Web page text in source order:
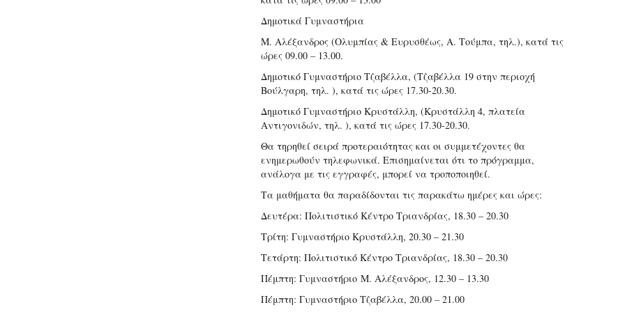
Δημοτικά Γυμναστήρια
M. Αλέξανδρος (Ολυμπίας & Ευρυσθέως, Α. Τούμπα, τηλ.), κατά τις
ώρες 09.00 – 13.00.
Δημοτικό Γυμναστήριο Τζαβέλλα, (Τζαβέλλα 19 στην περιοχή
Βούλγαρη, τηλ. ), κατά τις ώρες 17.30-20.30.
Δημοτικό Γυμναστήριο Κρυστάλλη, (Κρυστάλλη 4, πλατεία
Αντιγονιδών, τηλ. ), κατά τις ώρες 17.30-20.30.
Θα τηρηθεί σειρά προτεραιότητας και οι συμμετέχοντες θα
ενημερωθούν τηλεφωνικά. Επισημαίνεται ότι το πρόγραμμα,
ανάλογα με τις εγγραφές, μπορεί να τροποποιηθεί.
Τα μαθήματα θα παραδίδονται τις παρακάτω ημέρες και ώρες:
Δευτέρα: Πολιτιστικό Κέντρο Τριανδρίας, 18.30 – 20.30
Τρίτη: Γυμναστήριο Κρυστάλλη, 20.30 – 21.30
Τετάρτη: Πολιτιστικό Κέντρο Τριανδρίας, 18.30 – 20.30
Πέμπτη: Γυμναστήριο M. Αλέξανδρος, 12.30 – 13.30
Πέμπτη: Γυμναστήριο Τζαβέλλα, 20.00 – 21.00